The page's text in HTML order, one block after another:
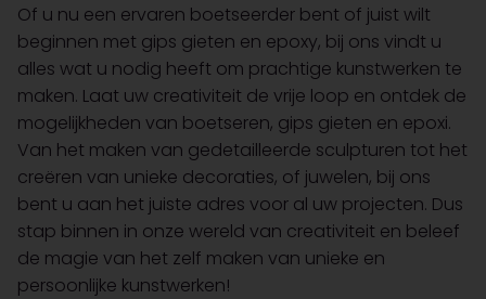
Of u nu een ervaren boetseerder bent of juist wilt
beginnen met gips gieten en epoxy, bij ons vindt u
alles wat u nodig heeft om prachtige kunstwerken te
maken. Laat uw creativiteit de vrije loop en ontdek de
mogelijkheden van boetseren, gips gieten en epoxi.
Van het maken van gedetailleerde sculpturen tot het
creëren van unieke decoraties, of juwelen, bij ons
bent u aan het juiste adres voor al uw projecten. Dus
stap binnen in onze wereld van creativiteit en beleef
de magie van het zelf maken van unieke en
persoonlijke kunstwerken!